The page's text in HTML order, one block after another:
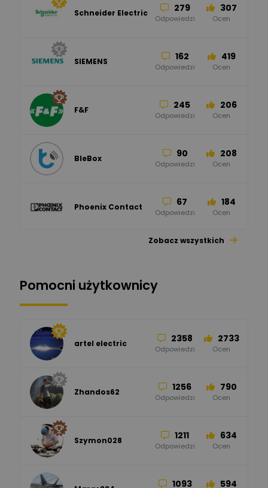
Schneider Electric 279
Odpowiedzi
307
Ocen
SIEMENS 162
Odpowiedzi
419
Ocen
F&F 245
Odpowiedzi
206
Ocen
BleBox 90
Odpowiedzi
208
Ocen
Phoenix Contact 67
Odpowiedzi
184
Ocen
ELKO-BIS Systemy
47 67
50 59
52 45
Zobacz wszystkich
Pomocni użytkownicy
artel electric 2358
Odpowiedzi
2733
Ocen
Zhandos62 1256
Odpowiedzi
790
Ocen
Szymon028 1211
Odpowiedzi
634
Ocen
1093 594